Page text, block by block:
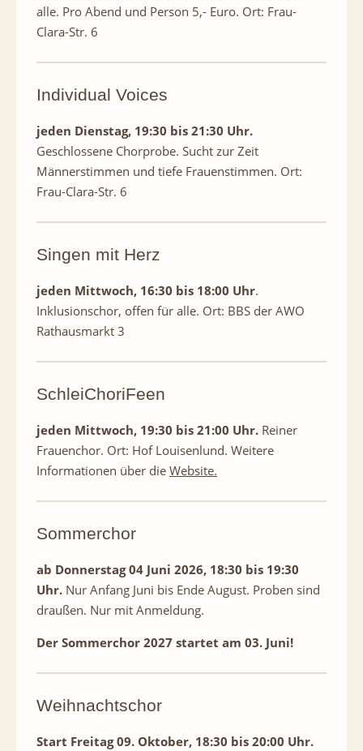
alle. Pro Abend und Person 5,- Euro. Ort: Frau-
Clara-Str. 6
Individual Voices
jeden Dienstag, 19:30 bis 21:30 Uhr.
Geschlossene Chorprobe. Sucht zur Zeit
Männerstimmen und tiefe Frauenstimmen. Ort:
Frau-Clara-Str. 6
Singen mit Herz
jeden Mittwoch, 16:30 bis 18:00 Uhr.
Inklusionschor, offen für alle. Ort: BBS der AWO
Rathausmarkt 3
SchleiChoriFeen
jeden Mittwoch, 19:30 bis 21:00 Uhr. Reiner
Frauenchor. Ort: Hof Louisenlund. Weitere
Informationen über die Website.
Sommerchor
ab Donnerstag 04 Juni 2026, 18:30 bis 19:30
Uhr. Nur Anfang Juni bis Ende August. Proben sind
draußen. Nur mit Anmeldung.
Der Sommerchor 2027 startet am 03. Juni!
Weihnachtschor
Start Freitag 09. Oktober, 18:30 bis 20:00 Uhr.